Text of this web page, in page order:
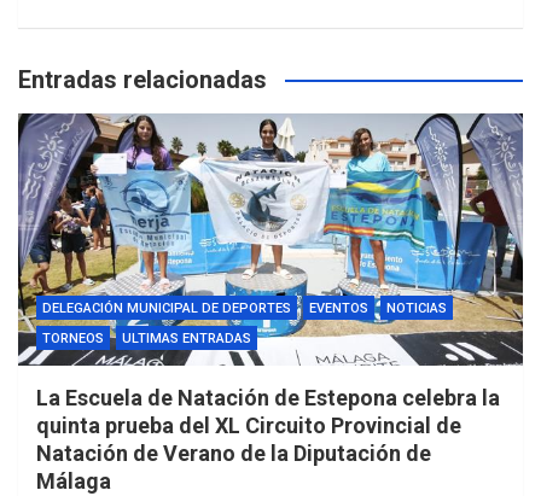
Entradas relacionadas
DELEGACIÓN MUNICIPAL DE DEPORTES EVENTOS
NOTICIAS
TORNEOS
ULTIMAS ENTRADAS
La Escuela de Natación de Estepona celebra la
quinta prueba del XL Circuito Provincial de
Natación de Verano de la Diputación de
Málaga